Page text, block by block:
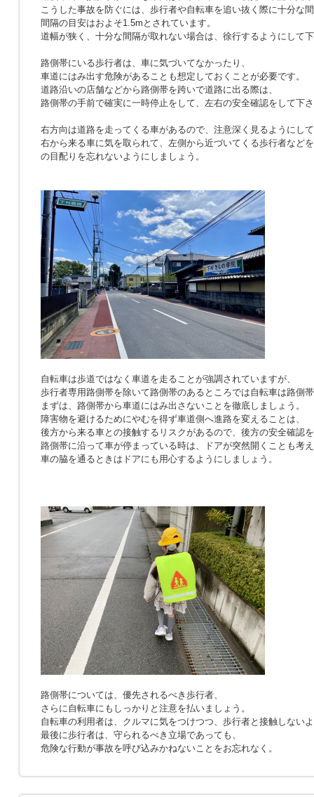
こうした事故を防ぐには、歩行者や自転車を追い抜く際に十分な
間隔の目安はおよそ1.5mとされています。
道幅が狭く、十分な間隔が取れない場合は、徐行するようにして
路側帯にいる歩行者は、車に気づいてなかったり、
車道にはみ出す危険があることも想定しておくことが必要です。
道路沿いの店舗などから路側帯を跨いで道路に出る際は、
路側帯の手前で確実に一時停止をして、左右の安全確認をして下
右方向は道路を走ってくる車があるので、注意深く見るようにし
右から来る車に気を取られて、左側から近づいてくる歩行者など
の目配りを忘れないようにしましょう。
自転車は歩道ではなく車道を走ることが強調されていますが、
歩行者専用路側帯を除いて路側帯のあるところでは自転車は路側
まずは、路側帯から車道にはみ出さないことを徹底しましょう。
障害物を避けるためにやむを得ず車道側へ進路を変えることは、
後方から来る車との接触するリスクがあるので、後方の安全確認
路側帯に沿って車が停まっている時は、ドアが突然開くことも考
車の脇を通るときはドアにも用心するようにしましょう。
路側帯については、優先されるべき歩行者、
さらに自転車にもしっかりと注意を払いましょう。
自転車の利用者は、クルマに気をつけつつ、歩行者と接触しない
最後に歩行者は、守られるべき立場であっても、
危険な行動が事故を呼び込みかねないことをお忘れなく。